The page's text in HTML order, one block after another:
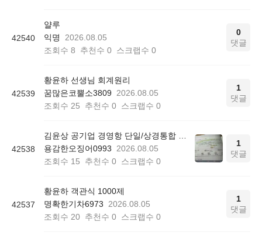
42540
얄루
익명
2026.08.05
조회수 8 추천수 0 스크랩수 0
0
댓글
42539
황윤하 선생님 회계원리
꿈많은코뿔소3809
2026.08.05
조회수 25 추천수 0 스크랩수 0
1
댓글
42538
용감한오징어0993
2026.08.05
조회수 15 추천수 0 스크랩수 0
1
댓글
42537
황윤하 객관식 1000제
명확한기차6973
2026.08.05
조회수 20 추천수 0 스크랩수 0
1
댓글